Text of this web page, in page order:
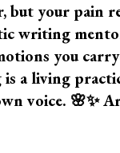
your pain
writing
you
a living
voice. 🌸✨